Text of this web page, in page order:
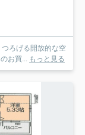
ろげる開放的な空
お買... もっと見る